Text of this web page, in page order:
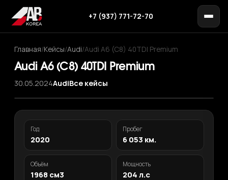
+7 (937) 771-72-70
Главная/Кейсы/Audi/Audi A6 (C8) 40TDI Premium
Audi A6 (C8) 40TDI Premium
30.05.2024AudiВсе кейсы
Год
2020
Пробег
6 053 км.
Объём
1968 см3
Мощность
204 л.с